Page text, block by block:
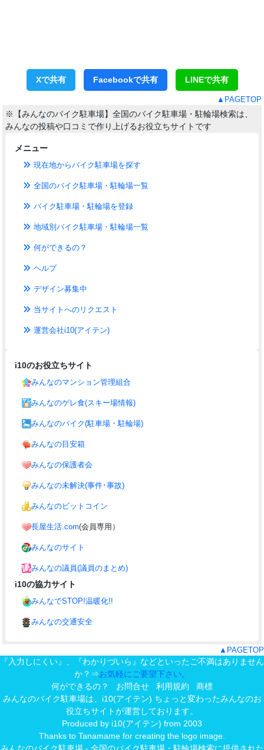
Xで共有 Facebookで共有 LINEで共有
▲PAGETOP
※【みんなのバイク駐車場】全国のバイク駐車場・駐輪場検索は、
みんなの投稿や口コミで作り上げるお役立ちサイトです
メニュー
現在地からバイク駐車場を探す
全国のバイク駐車場・駐輪場一覧
バイク駐車場・駐輪場を登録
地域別バイク駐車場・駐輪場一覧
何ができるの？
ヘルプ
デザイン募集中
当サイトへのリクエスト
運営会社i10(アイテン)
i10のお役立ちサイト
みんなのマンション管理組合
みんなのゲレ食(スキー場情報)
みんなのバイク(駐車場・駐輪場)
みんなの目安箱
みんなの保護者会
みんなの未解決(事件･事故)
みんなのビットコイン
長屋生活.com(会員専用）
みんなのサイト
みんなの議員(議員のまとめ)
i10の協力サイト
みんなでSTOP!温暖化!!
みんなの交通安全
▲PAGETOP
『入力しにくい』、『わかりづいら』などといったご不満はありません
か？⇒お気軽にご要望下さい。
何ができるの？
お問合せ 利用規約
商標
みんなのバイク駐車場は、 i10(アイテン) ちょっと変わったみんなのお
役立ちサイトが運営しております。
Produced by i10(アイテン) from 2003
Thanks to Tanamame for creating the logo image.